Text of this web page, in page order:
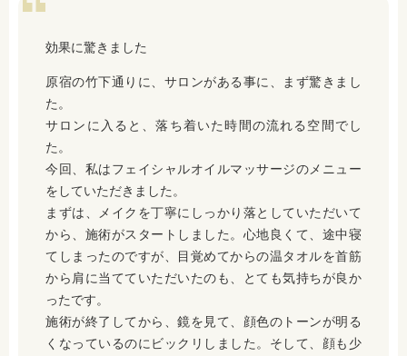
効果に驚きました
原宿の竹下通りに、サロンがある事に、まず驚きまし
た。
サロンに入ると、落ち着いた時間の流れる空間でし
た。
今回、私はフェイシャルオイルマッサージのメニュー
をしていただきました。
まずは、メイクを丁寧にしっかり落としていただいて
から、施術がスタートしました。心地良くて、途中寝
てしまったのですが、目覚めてからの温タオルを首筋
から肩に当てていただいたのも、とても気持ちが良か
ったです。
施術が終了してから、鏡を見て、顔色のトーンが明る
くなっているのにビックリしました。そして、顔も少